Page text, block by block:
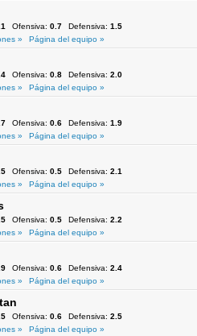
Ofensiva: 0.7 Defensiva: 1.5
»
Página del equipo »
Ofensiva: 0.8 Defensiva: 2.0
»
Página del equipo »
Ofensiva: 0.6 Defensiva: 1.9
»
Página del equipo »
Ofensiva: 0.5 Defensiva: 2.1
»
Página del equipo »
Ofensiva: 0.5 Defensiva: 2.2
»
Página del equipo »
Ofensiva: 0.6 Defensiva: 2.4
»
Página del equipo »
Ofensiva: 0.6 Defensiva: 2.5
»
Página del equipo »